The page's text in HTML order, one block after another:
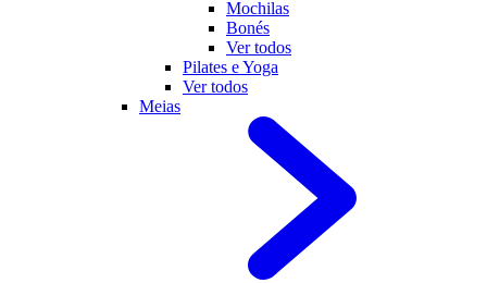
Mochilas
Bonés
Ver todos
Pilates e Yoga
Ver todos
Meias